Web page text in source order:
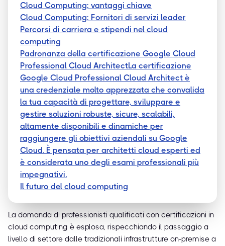
Cloud Computing: vantaggi chiave
Cloud Computing: Fornitori di servizi leader
Percorsi di carriera e stipendi nel cloud
computing
Padronanza della certificazione Google Cloud
Professional Cloud ArchitectLa certificazione
Google Cloud Professional Cloud Architect è
una credenziale molto apprezzata che convalida
la tua capacità di progettare, sviluppare e
gestire soluzioni robuste, sicure, scalabili,
altamente disponibili e dinamiche per
raggiungere gli obiettivi aziendali su Google
Cloud. È pensata per architetti cloud esperti ed
è considerata uno degli esami professionali più
impegnativi.
Il futuro del cloud computing
La domanda di professionisti qualificati con certificazioni in
cloud computing è esplosa, rispecchiando il passaggio a
livello di settore dalle tradizionali infrastrutture on-premise a